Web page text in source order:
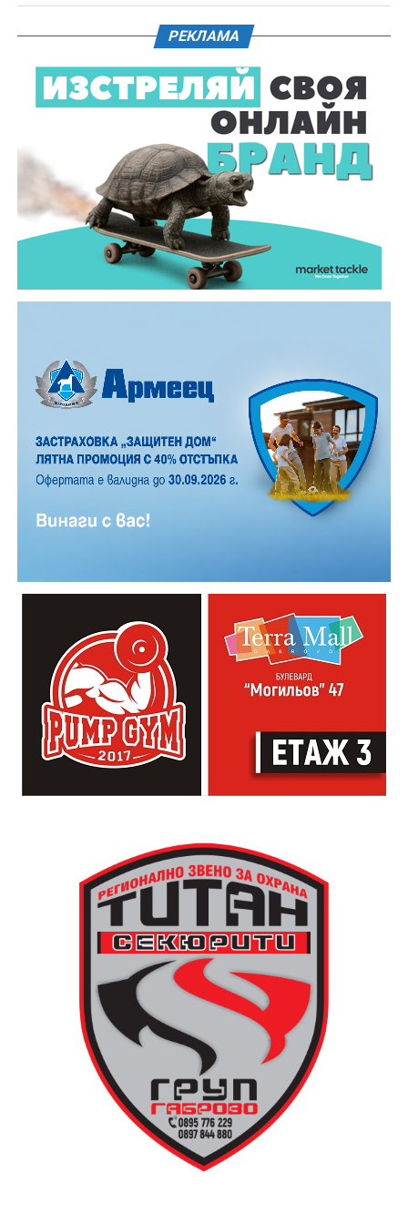
кметовете на Габрово и Велико Търново получиха
плакети от Община Дряново, посветени на 225-
годишнина от рождението на Колю Фичето, които
чествания белязаха миналата 2025 година. Връчи им
ги заместник – кметът Диляна Джеджева.
Години след разрушаването на кулата се заражда
инициатива за нейното възстановяване, обединила
увенчават с успех и на 8 септември 1984 година
часовниковата кула, с работещия век по-рано
механизъм, е официално открита наново. Самият
механизъм е възстановен година по-рано, през 1983
г., от майстор Илия Ковачев, който изковава
липсващите му части. Днес неговият син, Иван
Ковачев, продължава делото на баща си, като се
грижи за техническата поддръжка на механизма и
отстранява евентуални повреди.
новата кула. Архитект Илия Лефтеров е трябвало да
търси подходящо място за нейното изграждане, тъй
като до средата на 80-те години на нейното
оригинално място вече били построени сградите на
Община Дряново и на полицията.
Темата тази година, „Топлината в дома: От
древното огнище до модерния уют“, постави
акцент върху практическото изграждане на
традиционна пещ и огнище. Всички преминали през
тридневното обучение получиха „Уверително“ –
официалният документ, който музей „Етър“ издава
за придобитите знания и умения.
участниците да работят рамо до рамо с утвърдени
признатите майстори реставратори в музей „Етър“,
води обучението за изграждане на каменна основа
за отоплителните съоръжения. Част от курсистите
надградиха своите умения по каменна зидария,
придобити в предишни издания на програмата.
Дървените елементи и носещата конструкция бяха
във фокуса на практиката, водена от реставратора
Валентин Дамянов. С отличните си комуникационни
умения и задълбочени знания той демонстрира
различните видове традиционни инструменти,
тяхната поддръжка и правилната им употреба в
Арх. Николай Маринов от сдружение „Мещра“
РЕКЛАМА